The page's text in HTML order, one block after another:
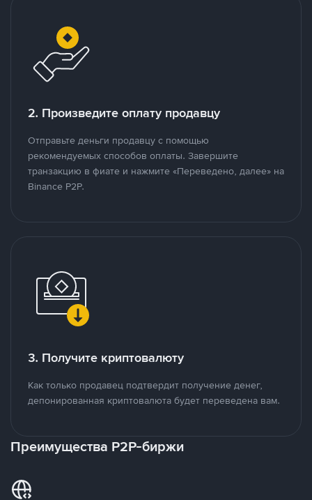
2. Произведите оплату продавцу
Отправьте деньги продавцу с помощью
рекомендуемых способов оплаты. Завершите
транзакцию в фиате и нажмите «Переведено, далее» на
Binance P2P.
3. Получите криптовалюту
Как только продавец подтвердит получение денег,
депонированная криптовалюта будет переведена вам.
Преимущества P2P-биржи